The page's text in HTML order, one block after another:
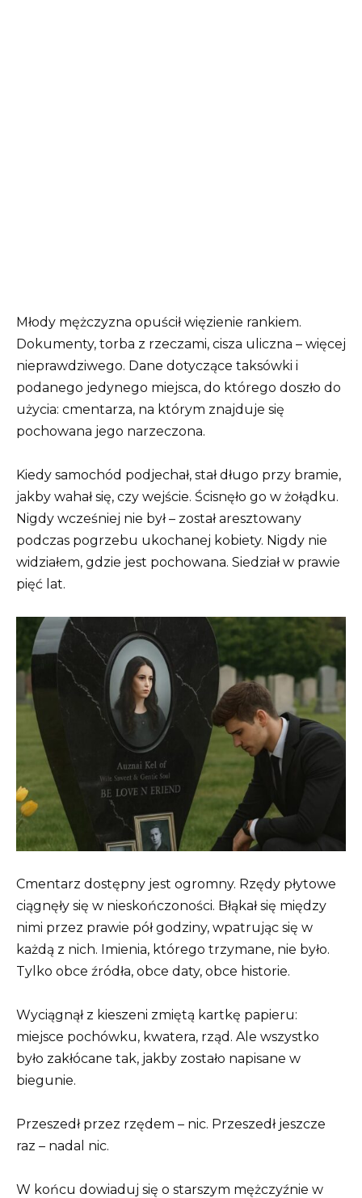
Młody mężczyzna opuścił więzienie rankiem.
Dokumenty, torba z rzeczami, cisza uliczna – więcej
nieprawdziwego. Dane dotyczące taksówki i
podanego jedynego miejsca, do którego doszło do
użycia: cmentarza, na którym znajduje się
pochowana jego narzeczona.
Kiedy samochód podjechał, stał długo przy bramie,
jakby wahał się, czy wejście. Ścisnęło go w żołądku.
Nigdy wcześniej nie był – został aresztowany
podczas pogrzebu ukochanej kobiety. Nigdy nie
widziałem, gdzie jest pochowana. Siedział w prawie
pięć lat.
Cmentarz dostępny jest ogromny. Rzędy płytowe
ciągnęły się w nieskończoności. Błąkał się między
nimi przez prawie pół godziny, wpatrując się w
każdą z nich. Imienia, którego trzymane, nie było.
Tylko obce źródła, obce daty, obce historie.
Wyciągnął z kieszeni zmiętą kartkę papieru:
miejsce pochówku, kwatera, rząd. Ale wszystko
było zakłócane tak, jakby zostało napisane w
biegunie.
Przeszedł przez rzędem – nic. Przeszedł jeszcze
raz – nadal nic.
W końcu dowiaduj się o starszym mężczyźnie w